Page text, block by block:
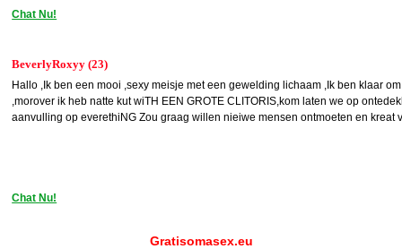
Chat Nu!
BeverlyRoxyy (23)
Hallo ,Ik ben een mooi ,sexy meisje met een gewelding lichaam ,Ik ben klaar
,morover ik heb natte kut wiTH EEN GROTE CLITORIS,kom laten we op
aanvulling op everethiNG Zou graag willen nieiwe mensen ontmoeten en kreat
Chat Nu!
Gratisomasex.eu